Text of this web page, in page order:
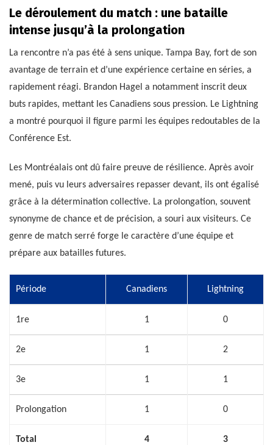
Le déroulement du match : une bataille
intense jusqu’à la prolongation
La rencontre n’a pas été à sens unique. Tampa Bay, fort de son
avantage de terrain et d’une expérience certaine en séries, a
rapidement réagi. Brandon Hagel a notamment inscrit deux
buts rapides, mettant les Canadiens sous pression. Le Lightning
a montré pourquoi il figure parmi les équipes redoutables de la
Conférence Est.
Les Montréalais ont dû faire preuve de résilience. Après avoir
mené, puis vu leurs adversaires repasser devant, ils ont égalisé
grâce à la détermination collective. La prolongation, souvent
synonyme de chance et de précision, a souri aux visiteurs. Ce
genre de match serré forge le caractère d’une équipe et
prépare aux batailles futures.
Période Canadiens Lightning
1re 1 0
2e 1 2
3e 1 1
Prolongation 1 0
Total 4 3